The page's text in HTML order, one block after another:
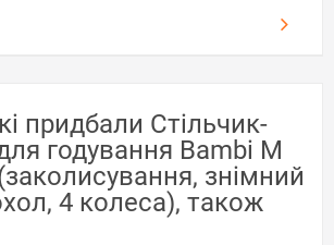
придбали Стільчик-
годування Bambi M
знімний
4 колеса), також